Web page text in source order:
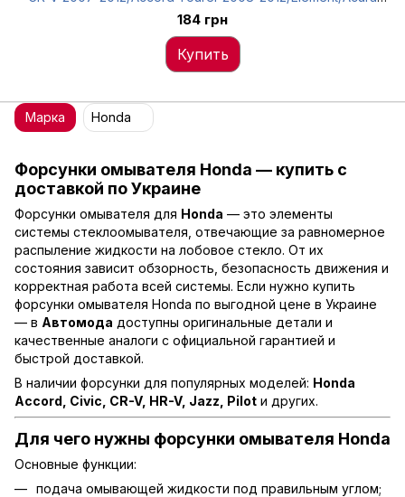
MDX, задняя, 76721-SCV-A01
184 грн
Купить
Форсунки омывателя Honda — купить с
доставкой по Украине
Форсунки омывателя для Honda — это элементы
системы стеклоомывателя, отвечающие за равномерное
распыление жидкости на лобовое стекло. От их
состояния зависит обзорность, безопасность движения и
корректная работа всей системы. Если нужно купить
форсунки омывателя Honda по выгодной цене в Украине
— в Автомода доступны оригинальные детали и
качественные аналоги с официальной гарантией и
быстрой доставкой.
В наличии форсунки для популярных моделей: Honda
Accord, Civic, CR-V, HR-V, Jazz, Pilot и других.
Для чего нужны форсунки омывателя Honda
Основные функции:
подача омывающей жидкости под правильным углом;
Марка Honda